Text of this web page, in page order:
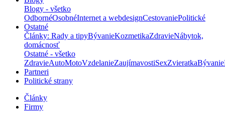
Blogy - všetko
OdbornéOsobnéInternet a webdesignCestovaniePolitické
Ostatné
Články: Rady a tipyBývanieKozmetikaZdravieNábytok,
domácnosť
Ostatné - všetko
ZdravieAutoMotoVzdelanieZaujímavostiSexZvieratkaBývanie
Partneri
Politické strany
Články
Firmy